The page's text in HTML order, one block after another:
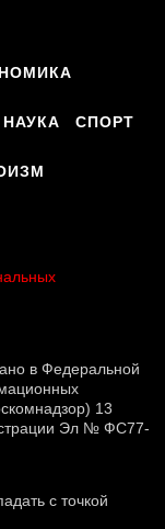
НАУКА СПОРТ
в Федеральной
13
Эл № ФС77-
с точкой